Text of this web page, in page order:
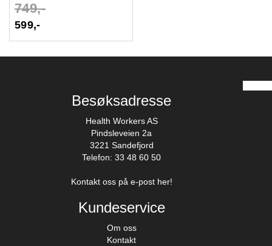
749,-
599,-
Besøksadresse
Health Workers AS
Pindsleveien 2a
3221 Sandefjord
Telefon: 33 48 60 50
Kontakt oss på e-post her!
Kundeservice
Om oss
Kontakt